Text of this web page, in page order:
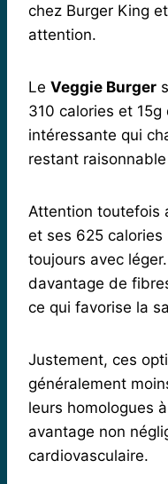
chez Burger King
attention.
Le Veggie Burger
310 calories et
intéressante qui
restant
Attention toutefois
et ses 625 calories
toujours avec
davantage de
ce qui favorise la
Justement, ces
généralement
leurs homologues
avantage non
cardiovasculaire.